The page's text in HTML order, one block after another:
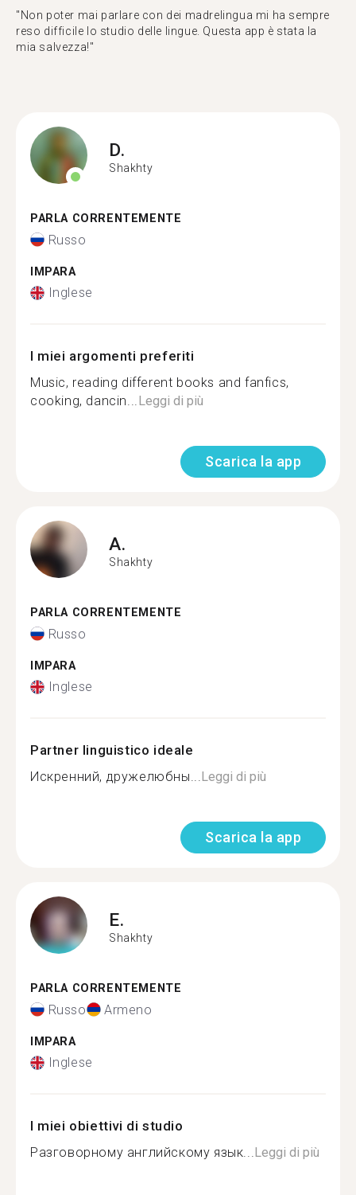
"Non poter mai parlare con dei madrelingua mi ha sempre
reso difficile lo studio delle lingue. Questa app è stata la
mia salvezza!"
D.
Shakhty
PARLA CORRENTEMENTE
Russo
IMPARA
Inglese
I miei argomenti preferiti
Music, reading different books and fanfics,
cooking, dancin...Leggi di più
Scarica la app
A.
Shakhty
PARLA CORRENTEMENTE
Russo
IMPARA
Inglese
Partner linguistico ideale
Искренний, дружелюбны...Leggi di più
Scarica la app
E.
Shakhty
PARLA CORRENTEMENTE
Russo Armeno
IMPARA
Inglese
I miei obiettivi di studio
Разговорному английскому язык...Leggi di più